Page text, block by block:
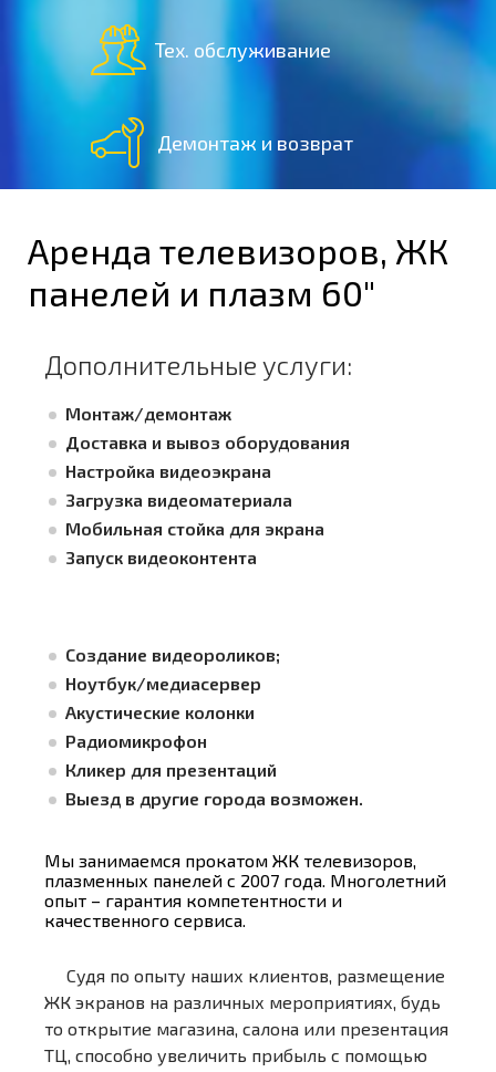
Тех. обслуживание
Демонтаж и возврат
Аренда телевизоров, ЖК
панелей и плазм 60"
Дополнительные услуги:
Монтаж/демонтаж
Доставка и вывоз оборудования
Настройка видеоэкрана
Загрузка видеоматериала
Мобильная стойка для экрана
Запуск видеоконтента
Создание видеороликов;
Ноутбук/медиасервер
Акустические колонки
Радиомикрофон
Кликер для презентаций
Выезд в другие города возможен.
Мы занимаемся прокатом ЖК телевизоров,
плазменных панелей с 2007 года. Многолетний
опыт – гарантия компетентности и
качественного сервиса.
Судя по опыту наших клиентов, размещение
ЖК экранов на различных мероприятиях, будь
то открытие магазина, салона или презентация
ТЦ, способно увеличить прибыль с помощью